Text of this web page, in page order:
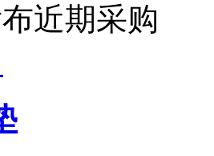
近期采购